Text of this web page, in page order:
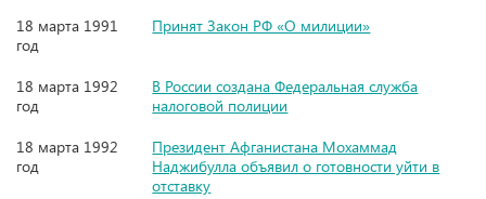
18 марта 1991
год
Принят Закон РФ «О милиции»
18 марта 1992
год
В России создана Федеральная служба
налоговой полиции
18 марта 1992
год
Президент Афганистана Мохаммад
Наджибулла объявил о готовности уйти в
отставку